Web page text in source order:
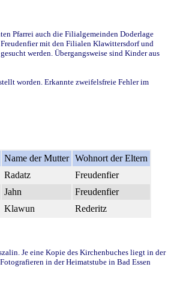
Pfarrei auch die Filialgemeinden Doderlage
mit den Filialen Klawittersdorf und
werden. Übergangsweise sind Kinder aus
worden. Erkannte zweifelsfreie Fehler im
Name der Mutter Wohnort der Eltern
Radatz
Freudenfier
Jahn
Freudenfier
Klawun Rederitz
Je eine Kopie des Kirchenbuches liegt in der
in der Heimatstube in Bad Essen